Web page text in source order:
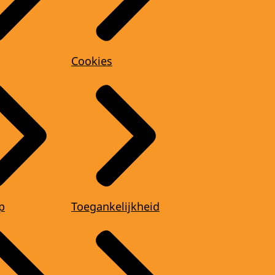
Cookies
Toegankelijkheid